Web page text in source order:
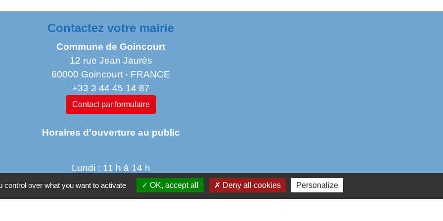
Contactez votre mairie
Commune de Goincourt
12 rue Jean Jaurès
60000 Goincourt - FRANCE
+33 3 44 45 14 87
Contact par formulaire
Horaires d'ouverture au public
Lundi : 11 h à 14 h
Mardi de 14 h à 18h
jeudi de 14 h à 17 h 30
over what you want to activate OK, accept all Deny all cookies Personalize